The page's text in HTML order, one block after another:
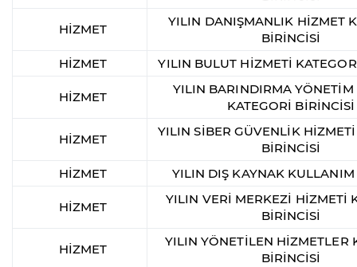
HİZMET
YILIN DANIŞMANLIK HİZMET
BİRİNCİSİ
HİZMET
YILIN BULUT HİZMETİ
HİZMET
YILIN BARINDIRMA
KATEGORİ BİRİNCİSİ
HİZMET
YILIN SİBER GÜVENLİK
BİRİNCİSİ
HİZMET
YILIN DIŞ KAYNAK
HİZMET
YILIN VERİ MERKEZİ HİZMETİ
BİRİNCİSİ
HİZMET
YILIN YÖNETİLEN HİZMETLER
BİRİNCİSİ